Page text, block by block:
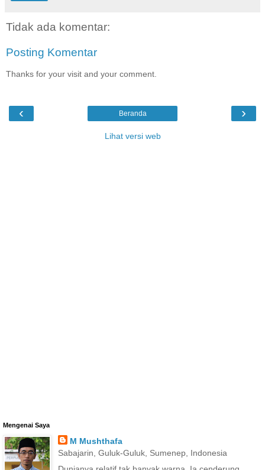
Tidak ada komentar:
Posting Komentar
Thanks for your visit and your comment.
‹ ›
Beranda
Lihat versi web
Mengenai Saya
M Mushthafa
Sabajarin, Guluk-Guluk, Sumenep, Indonesia